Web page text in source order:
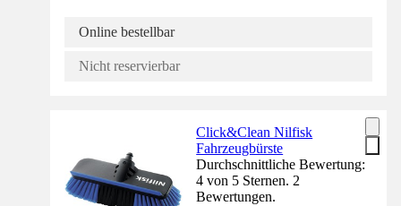
Online bestellbar
Nicht reservierbar
Click&Clean Nilfisk
Fahrzeugbürste
Durchschnittliche Bewertung:
4 von 5 Sternen. 2
Bewertungen.